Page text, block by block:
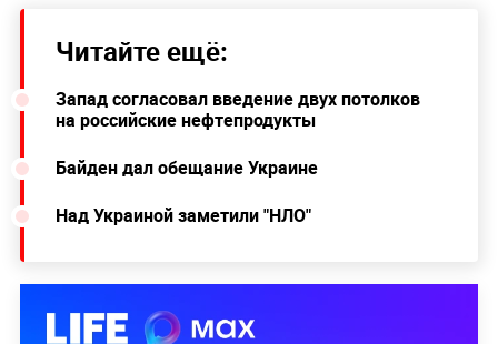
Читайте ещё:
Запад согласовал введение двух потолков
на российские нефтепродукты
Байден дал обещание Украине
Над Украиной заметили "НЛО"